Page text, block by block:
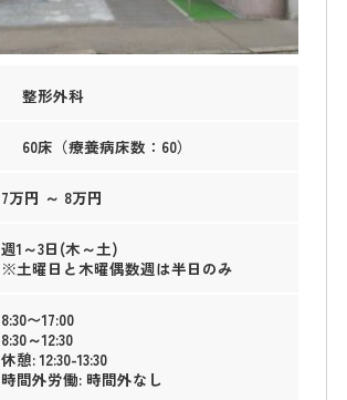
整形外科
60床（療養病床数：60）
7万円 ～ 8万円
週1～3日(木～土)
※土曜日と木曜偶数週は半日のみ
8:30〜17:00
8:30～12:30
休憩: 12:30-13:30
時間外労働: 時間外なし